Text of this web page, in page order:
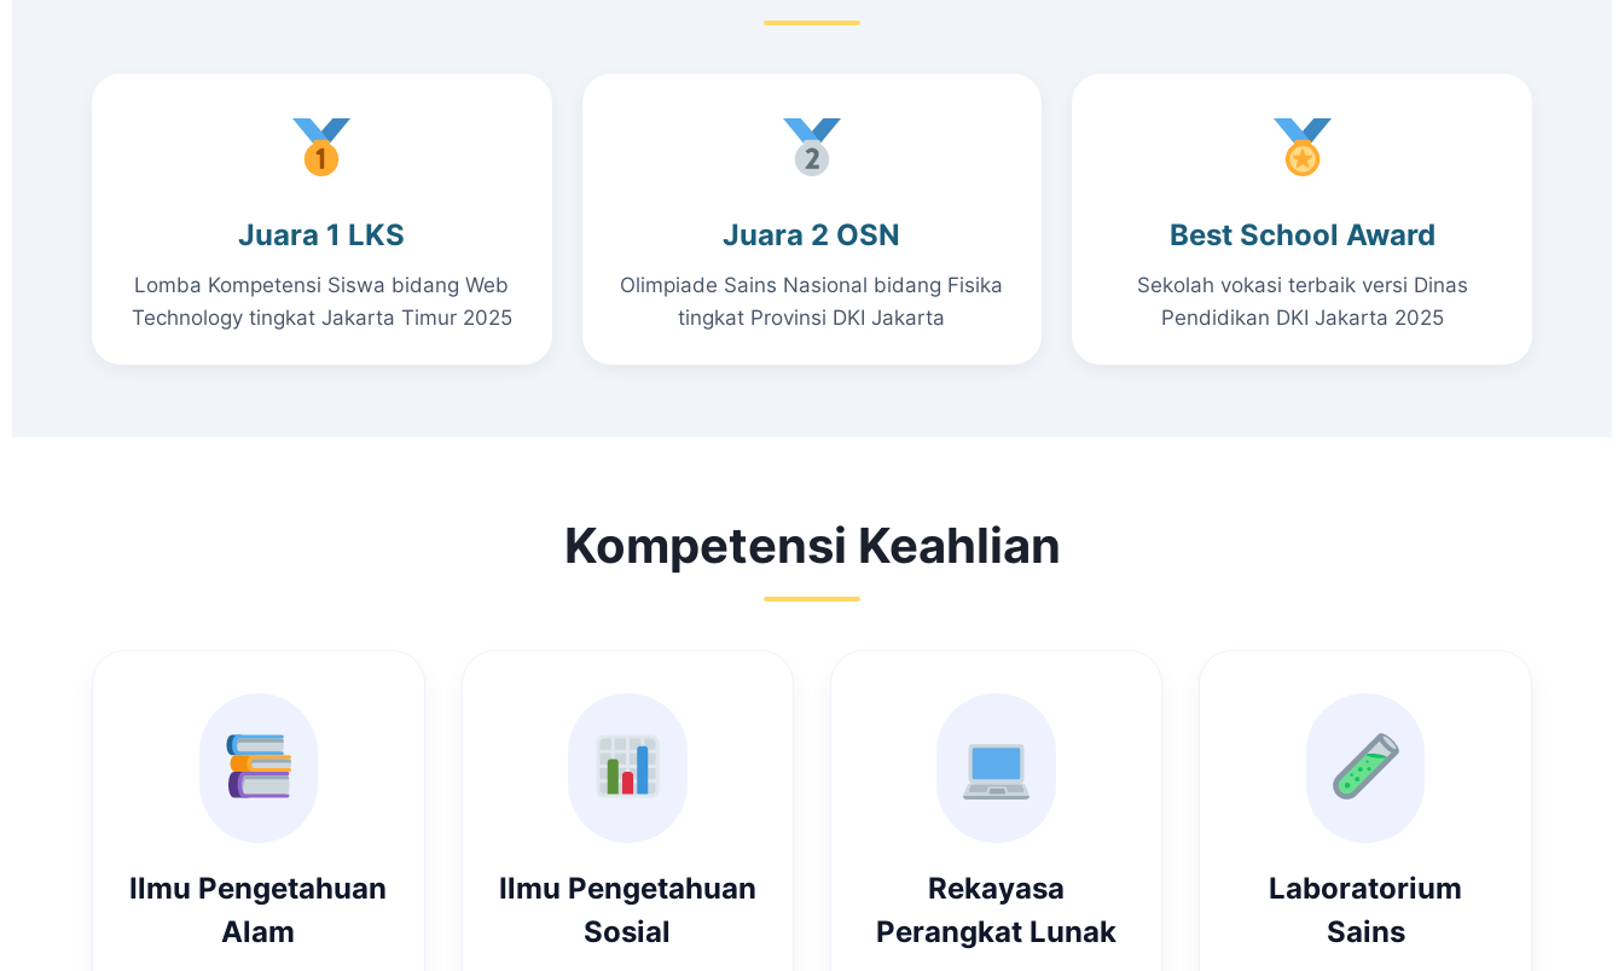
Juara 1 LKS
Lomba Kompetensi Siswa bidang Web
Technology tingkat Jakarta Timur 2025
Juara 2 OSN
Olimpiade Sains Nasional bidang Fisika
tingkat Provinsi DKI Jakarta
Best School Award
Sekolah vokasi terbaik versi Dinas
Pendidikan DKI Jakarta 2025
Kompetensi Keahlian
Ilmu Pengetahuan
Alam
Ilmu Pengetahuan
Sosial
Rekayasa
Perangkat Lunak
Laboratorium
Sains